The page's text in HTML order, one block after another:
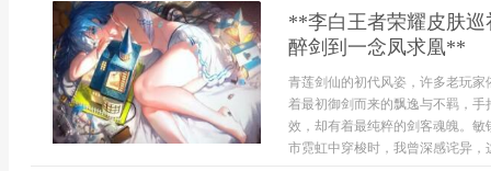
**李白王者荣耀皮肤
醉剑到一念凤求凰**
青莲剑仙的初代风姿，许多老玩
着最初御剑而来的飘逸与不羁，
效，却有着最纯粹的剑客魂魄。
市霓虹中穿梭时，我曾深感诧异